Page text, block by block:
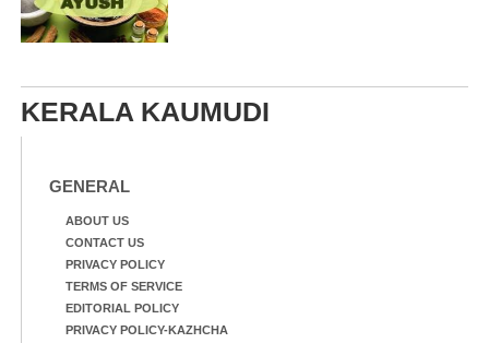
KERALA KAUMUDI
GENERAL
ABOUT US
CONTACT US
PRIVACY POLICY
TERMS OF SERVICE
EDITORIAL POLICY
PRIVACY POLICY-KAZHCHA